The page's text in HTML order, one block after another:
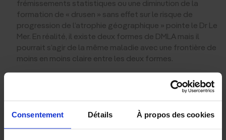
Consentement Détails À propos des cookies
frémissements statistiques ou une diminution de la
formation de « drusen » sans effet sur le risque de
progression de l’atrophie géographique » pointe le Dr Le
Mer. En réalité, il existe deux formes de DMLA mais il
pourrait s’agir de la même maladie avec une frontière de
moins en moins claire entre les deux formes.
Empêcher la formation de dépôts dans la
Or, des chercheurs d’un institut de recherche en Californie
(Sanford Burnham Presbys Medical Discovery Institute) ont